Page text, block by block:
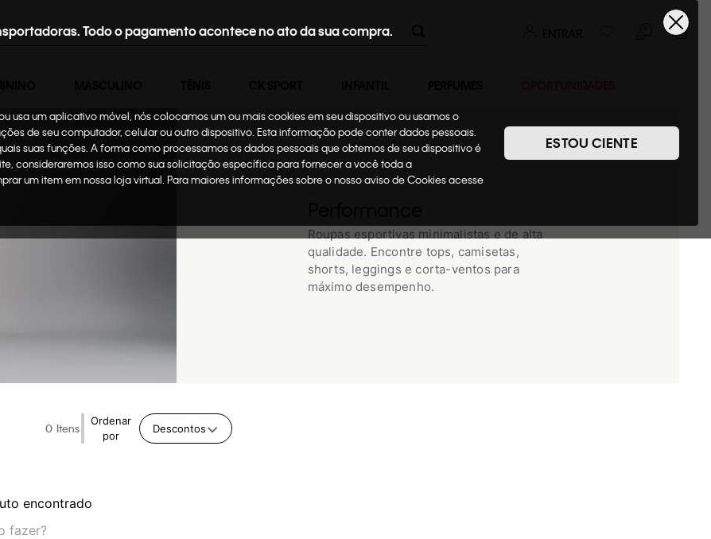
Todo o pagamento acontece no ato da sua compra.
usa um aplicativo móvel, nós colocamos um ou mais cookies em seu dispositivo ou usamos o
de seu computador, celular ou outro dispositivo. Esta informação pode conter dados pessoais.
suas funções. A forma como processamos os dados pessoais que obtemos de seu dispositivo é
consideraremos isso como sua solicitação específica para fornecer a você toda a
um item em nossa loja virtual. Para maiores informações sobre o nosso aviso de Cookies acesse
ESTOU CIENTE
Roupas esportivas minimalistas e de alta
qualidade. Encontre tops, camisetas,
shorts, leggings e corta-ventos para
máximo desempenho.
0
Ordenar
por
Descontos
encontrado
fazer?